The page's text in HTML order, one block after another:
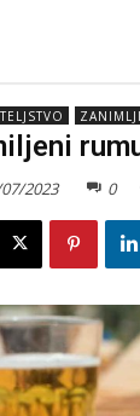
2023 0